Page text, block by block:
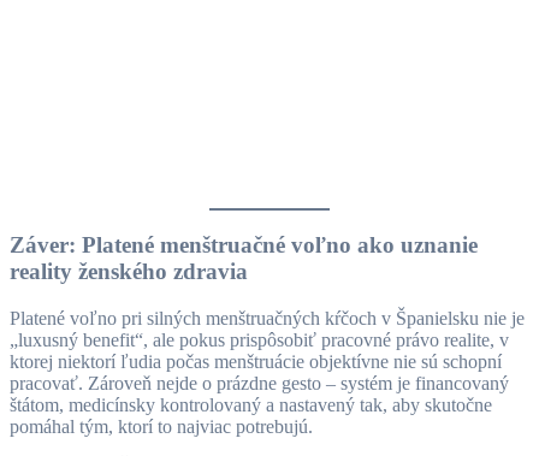
Záver: Platené menštruačné voľno ako uznanie
reality ženského zdravia
Platené voľno pri silných menštruačných kŕčoch v Španielsku nie je
„luxusný benefit“, ale pokus prispôsobiť pracovné právo realite, v
ktorej niektorí ľudia počas menštruácie objektívne nie sú schopní
pracovať. Zároveň nejde o prázdne gesto – systém je financovaný
štátom, medicínsky kontrolovaný a nastavený tak, aby skutočne
pomáhal tým, ktorí to najviac potrebujú.